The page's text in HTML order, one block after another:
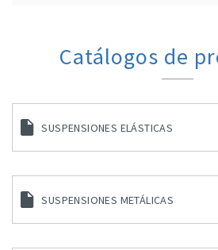
Catálogos de
SUSPENSIONES ELÁSTICAS
SUSPENSIONES METÁLICAS